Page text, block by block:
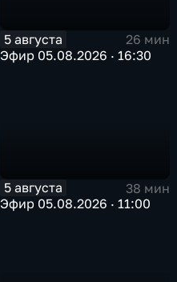
5 августа
26 мин
Эфир 05.08.2026 · 16:30
5 августа
38 мин
Эфир 05.08.2026 · 11:00